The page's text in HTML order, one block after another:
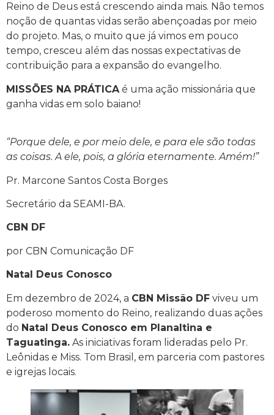
Reino de Deus está crescendo ainda mais. Não temos
noção de quantas vidas serão abençoadas por meio
do projeto. Mas, o muito que já vimos em pouco
tempo, cresceu além das nossas expectativas de
contribuição para a expansão do evangelho.
MISSÕES NA PRÁTICA é uma ação missionária que
ganha vidas em solo baiano!
“Porque dele, e por meio dele, e para ele são todas
as coisas. A ele, pois, a glória eternamente. Amém!”
Pr. Marcone Santos Costa Borges
Secretário da SEAMI-BA.
CBN DF
por CBN Comunicação DF
Natal Deus Conosco
Em dezembro de 2024, a CBN Missão DF viveu um
poderoso momento do Reino, realizando duas ações
do Natal Deus Conosco em Planaltina e
Taguatinga. As iniciativas foram lideradas pelo Pr.
Leônidas e Miss. Tom Brasil, em parceria com pastores
e igrejas locais.